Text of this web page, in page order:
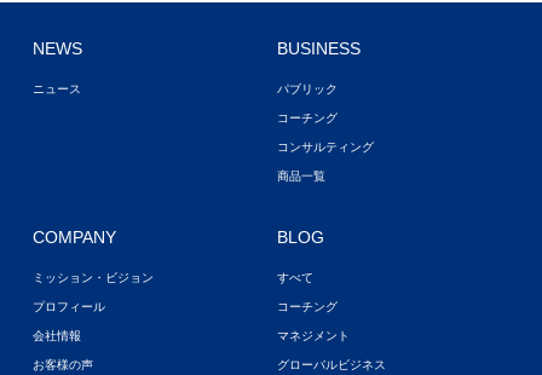
NEWS
ニュース
BUSINESS
パブリック
コーチング
コンサルティング
商品一覧
COMPANY
ミッション・ビジョン
プロフィール
会社情報
お客様の声
BLOG
すべて
コーチング
マネジメント
グローバルビジネス